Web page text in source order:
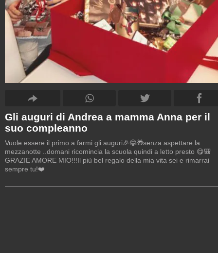
Gli auguri di Andrea a mamma Anna per il
suo compleanno
Vuole essere il primo a farmi gli auguri🎉😂🎁senza aspettare la
mezzanotte ..domani ricomincia la scuola quindi a letto presto 😋🎒
GRAZIE AMORE MIO!!!Il più bel regalo della mia vita sei e rimarrai
sempre tu!❤️